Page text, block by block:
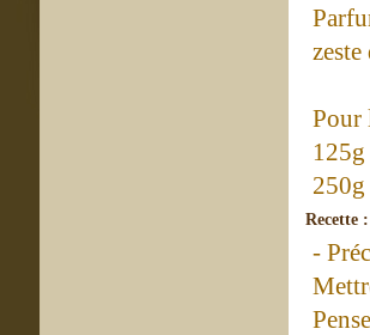
Pour
250g
Recette :
-